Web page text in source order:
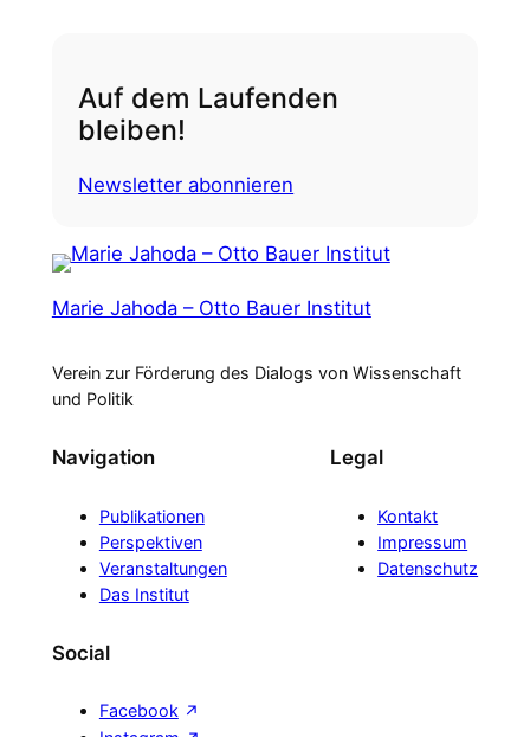
Auf dem Laufenden
bleiben!
Newsletter abonnieren
Marie Jahoda – Otto Bauer Institut
Verein zur Förderung des Dialogs von Wissenschaft
und Politik
Navigation
Publikationen
Perspektiven
Veranstaltungen
Das Institut
Legal
Kontakt
Impressum
Datenschutz
Social
Facebook